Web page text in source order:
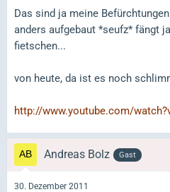
Das sind ja meine
anders aufgebaut *seufz* fängt
fietschen...
von heute, da ist es noch
http://www.youtube.com/
Andreas Bolz Gast
30. Dezember 2011